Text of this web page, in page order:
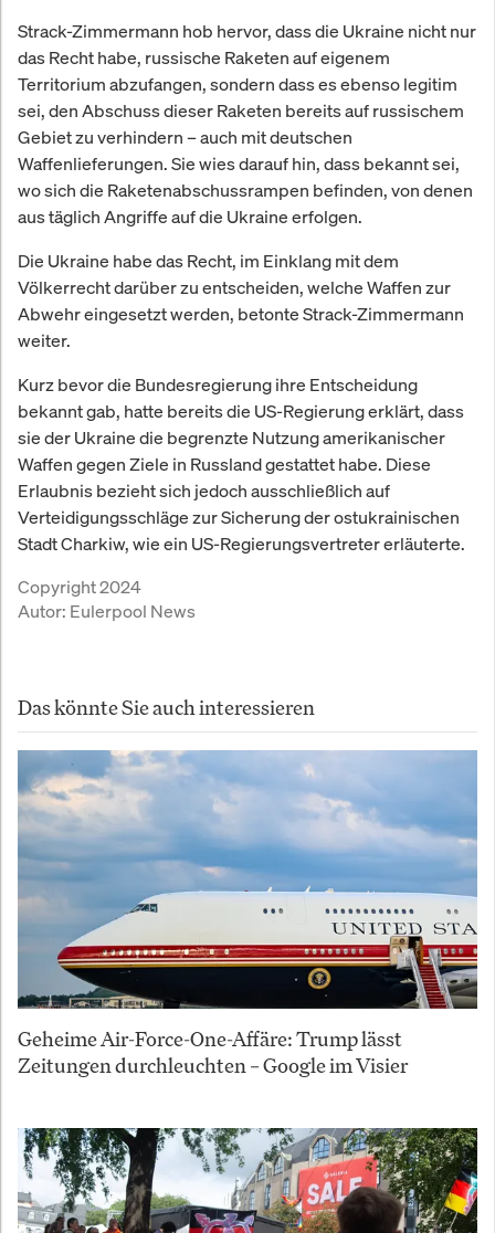
Strack-Zimmermann hob hervor, dass die Ukraine nicht nur
das Recht habe, russische Raketen auf eigenem
Territorium abzufangen, sondern dass es ebenso legitim
sei, den Abschuss dieser Raketen bereits auf russischem
Gebiet zu verhindern – auch mit deutschen
Waffenlieferungen. Sie wies darauf hin, dass bekannt sei,
wo sich die Raketenabschussrampen befinden, von denen
aus täglich Angriffe auf die Ukraine erfolgen.
Die Ukraine habe das Recht, im Einklang mit dem
Völkerrecht darüber zu entscheiden, welche Waffen zur
Abwehr eingesetzt werden, betonte Strack-Zimmermann
weiter.
Kurz bevor die Bundesregierung ihre Entscheidung
bekannt gab, hatte bereits die US-Regierung erklärt, dass
sie der Ukraine die begrenzte Nutzung amerikanischer
Waffen gegen Ziele in Russland gestattet habe. Diese
Erlaubnis bezieht sich jedoch ausschließlich auf
Verteidigungsschläge zur Sicherung der ostukrainischen
Stadt Charkiw, wie ein US-Regierungsvertreter erläuterte.
Copyright 2024
Autor: Eulerpool News
Das könnte Sie auch interessieren
Geheime Air-Force-One-Affäre: Trump lässt
Zeitungen durchleuchten – Google im Visier